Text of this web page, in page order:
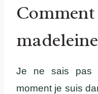
Je ne sais pas
moment je suis